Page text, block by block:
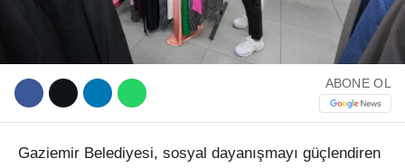
ABONE OL
Gaziemir Belediyesi, sosyal dayanışmayı güçlendiren